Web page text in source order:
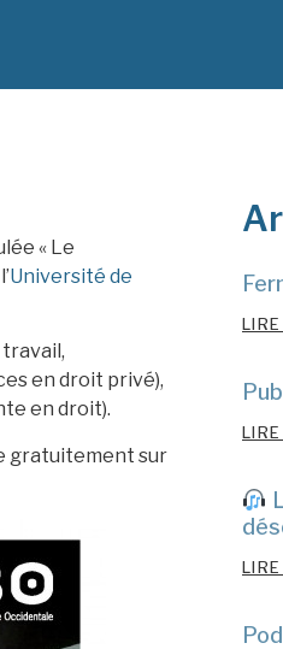
« Le
Université de
travail,
en droit privé),
en droit).
gratuitement sur